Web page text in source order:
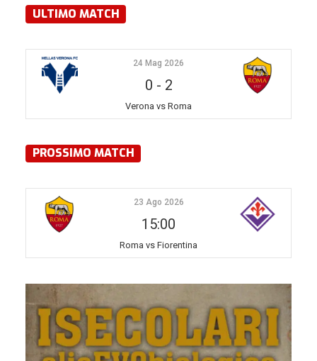
ULTIMO MATCH
24 Mag 2026
0 - 2
Verona vs Roma
PROSSIMO MATCH
23 Ago 2026
15:00
Roma vs Fiorentina